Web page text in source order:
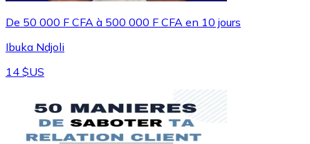
De 50 000 F CFA à 500 000 F CFA en 10 jours
Ibuka Ndjoli
14 $US